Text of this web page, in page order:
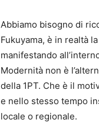
Abbiamo bisogno di
Fukuyama, è in realtà
manifestando
Modernità non è
della 1PT. Che è il
e nello stesso tempo
locale o regionale.